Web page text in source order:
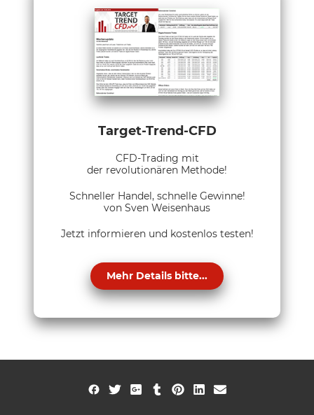
Target-Trend-CFD
CFD-Trading mit
der revolutionären Methode!
Schneller Handel, schnelle Gewinne!
von Sven Weisenhaus
Jetzt informieren und kostenlos testen!
Mehr Details bitte...